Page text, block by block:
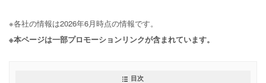
※各社の情報は2026年6月時点の情報です。
※本ページは一部プロモーションリンクが含まれています。
目次